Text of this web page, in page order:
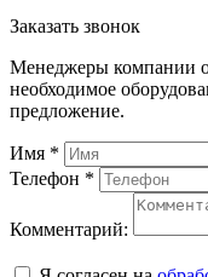
Заказать звонок
Менеджеры компании
необходимое
предложение.
Имя *
Телефон *
Комментарий: